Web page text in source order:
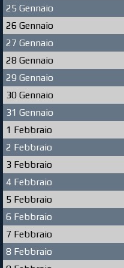
25 Gennaio
26 Gennaio
27 Gennaio
28 Gennaio
29 Gennaio
30 Gennaio
31 Gennaio
1 Febbraio
2 Febbraio
3 Febbraio
4 Febbraio
5 Febbraio
6 Febbraio
7 Febbraio
8 Febbraio